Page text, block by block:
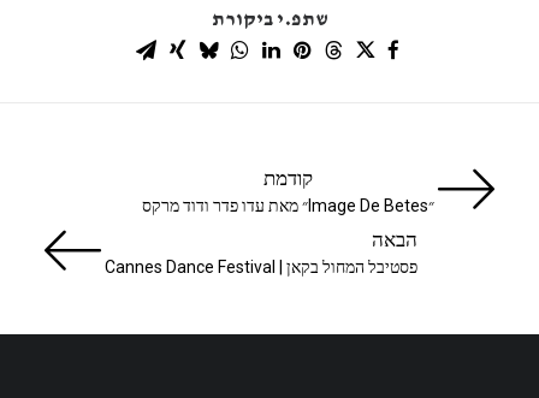
שתפ.י ביקורת
קודמת
״Image De Betes״ מאת עדו פדר ודוד מרקס
הבאה
פסטיבל המחול בקאן | Cannes Dance Festival